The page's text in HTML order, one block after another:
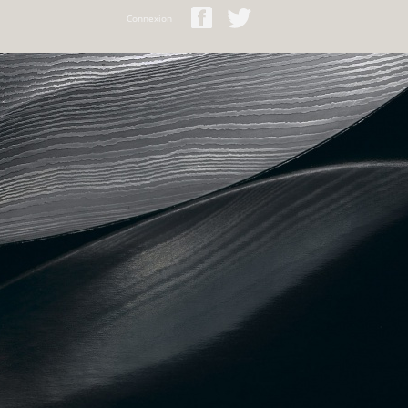
Ligne Fiable Bonus Sans Depot Casino
Connexion